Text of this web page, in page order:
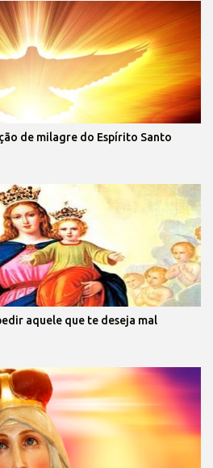
de milagre do Espírito Santo
aquele que te deseja mal